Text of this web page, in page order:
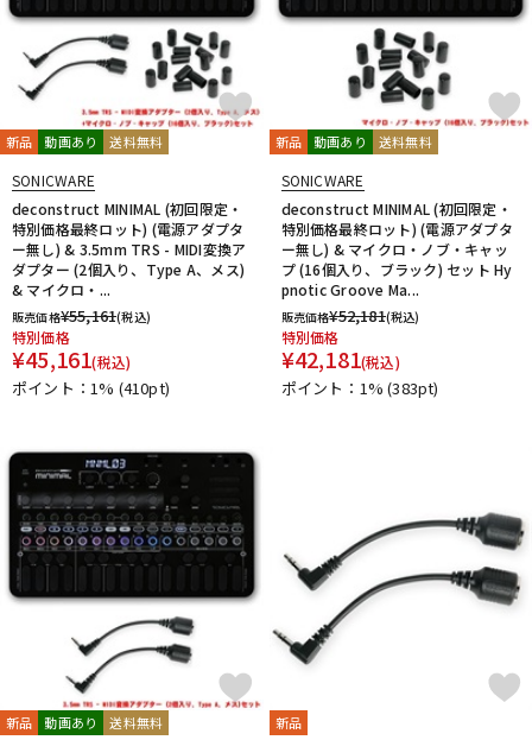
新品 動画あり 送料無料
SONICWARE
deconstruct MINIMAL (初回限定・
特別価格最終ロット) (電源アダプタ
ー無し) & 3.5mm TRS - MIDI変換ア
ダプター (2個入り、Type A、メス)
& マイクロ・...
販売価格¥55,161(税込)
特別価格
¥45,161(税込)
ポイント：1% (410pt)
新品 動画あり 送料無料
SONICWARE
deconstruct MINIMAL (初回限定・
特別価格最終ロット) (電源アダプタ
ー無し) & マイクロ・ノブ・キャッ
プ (16個入り、ブラック) セット Hy
pnotic Groove Ma...
販売価格¥52,181(税込)
特別価格
¥42,181(税込)
ポイント：1%(383pt)
新品 動画あり 送料無料 新品